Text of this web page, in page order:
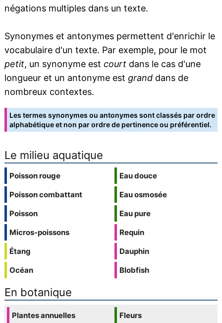
négations multiples dans un texte.
Synonymes et antonymes permettent d'enrichir le
vocabulaire d'un texte. Par exemple, pour le mot
petit, un synonyme est courtdans le cas d'une
longueur et un antonyme est granddans de
nombreux contextes.
Les termes synonymes ou antonymes sont classés par ordre
alphabétique et non par ordre de pertinence ou préférentiel.
Le milieu aquatique
Poisson rouge
Poisson combattant
Poisson
Micros-poissons
Étang
Océan
Eau douce
Eau osmosée
Eau pure
Requin
Dauphin
Blobfish
En botanique
Plantes annuelles
Fleurs